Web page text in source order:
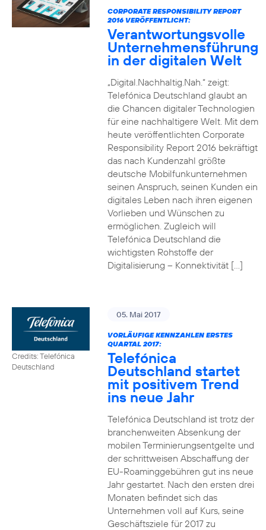
CORPORATE RESPONSIBILITY REPORT
2016 VERÖFFENTLICHT:
Verantwortungsvolle
Unternehmensführung
in der digitalen Welt
„Digital.Nachhaltig.Nah.“ zeigt:
Telefónica Deutschland glaubt an
die Chancen digitaler Technologien
für eine nachhaltigere Welt. Mit dem
heute veröffentlichten Corporate
Responsibility Report 2016 bekräftigt
das nach Kundenzahl größte
deutsche Mobilfunkunternehmen
seinen Anspruch, seinen Kunden ein
digitales Leben nach ihren eigenen
Vorlieben und Wünschen zu
ermöglichen. Zugleich will
Telefónica Deutschland die
wichtigsten Rohstoffe der
Digitalisierung – Konnektivität […]
Credits: Telefónica
Deutschland
05. Mai 2017
VORLÄUFIGE KENNZAHLEN ERSTES
QUARTAL 2017:
Telefónica
Deutschland startet
mit positivem Trend
ins neue Jahr
Telefónica Deutschland ist trotz der
branchenweiten Absenkung der
mobilen Terminierungsentgelte und
der schrittweisen Abschaffung der
EU-Roaminggebühren gut ins neue
Jahr gestartet. Nach den ersten drei
Monaten befindet sich das
Unternehmen voll auf Kurs, seine
Geschäftsziele für 2017 zu